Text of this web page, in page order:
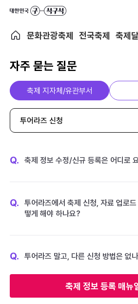
문화관광축제 전국축제 축제
자주 묻는 질문
축제 정보 등록 매뉴
축제 지자체/유관부서
투어라즈 신청
Q. 축제 정보 수정/신규 등록은 어디로
Q.
투어라즈에서 축제 신청, 자료 업로
떻게 해야 하나요?
Q. 투어라즈 말고, 다른 신청 방법은 없